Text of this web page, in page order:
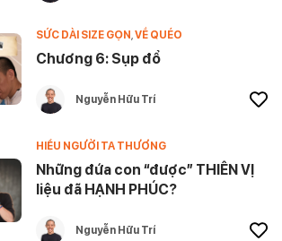
SỨC DÀI SIZE GỌN,VỀ QUÉO
Chương 6: Sụp đổ
Nguyễn Hữu Trí
HIỂU NGƯỜI TA THƯƠNG
Những đứa con “được” THIÊN VỊ
liệu đã HẠNH PHÚC?
Nguyễn Hữu Trí